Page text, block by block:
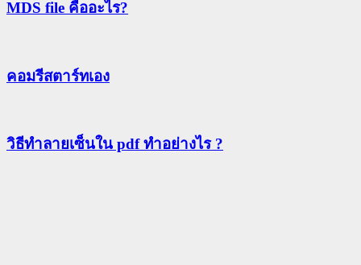
MDS file คืออะไร?
คอมรีสตาร์ทเอง
วิธีทําลายเซ็นใน pdf ทำอย่างไร ?